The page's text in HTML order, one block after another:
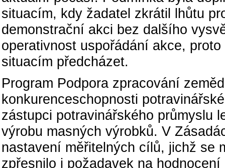
situacím, kdy žadatel zkrátil lhůtu
demonstrační akci bez dalšího
operativnost uspořádání akce,
situacím předcházet.
Program Podpora zpracování
konkurenceschopnosti
zástupci potravinářského průmyslu
výrobu masných výrobků. V
nastavení měřitelných cílů, jichž se
zpřesnilo i požadavek na